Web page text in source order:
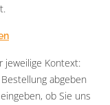
jeweilige Kontext:
abgeben
ob Sie uns